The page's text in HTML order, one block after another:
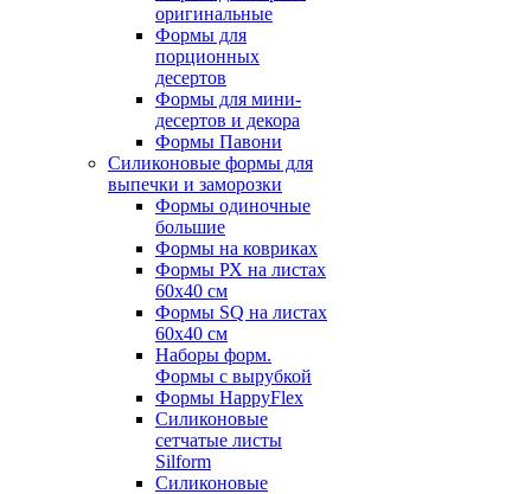
оригинальные
Формы для
порционных
десертов
Формы для мини-
десертов и декора
Формы Павони
Силиконовые формы для
выпечки и заморозки
Формы одиночные
большие
Формы на ковриках
Формы РХ на листах
60х40 см
Формы SQ на листах
60х40 см
Наборы форм.
Формы с вырубкой
Формы HappyFlex
Силиконовые
сетчатые листы
Silform
Силиконовые